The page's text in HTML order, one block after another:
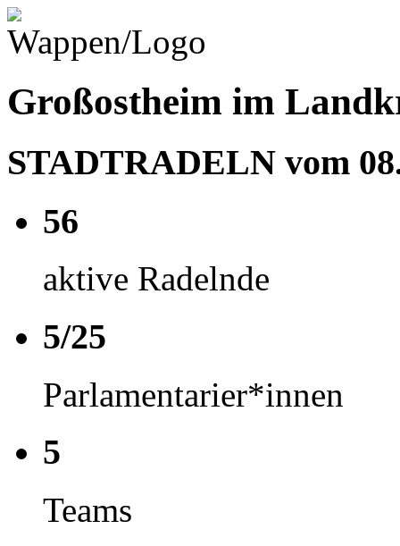
Großostheim im
STADTRADELN vom
56
aktive Radelnde
5/25
Parlamentarier*innen
5
Teams